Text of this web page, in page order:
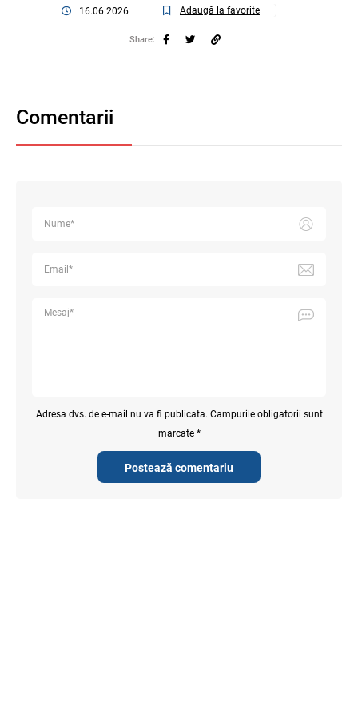
16.06.2026 Adaugă la favorite
Share:
Comentarii
Postează comentariu
Adresa dvs. de e-mail nu va fi publicata. Campurile obligatorii sunt
marcate *